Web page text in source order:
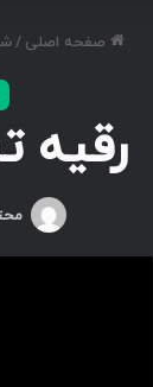
صفحه اصلی /
رقیه